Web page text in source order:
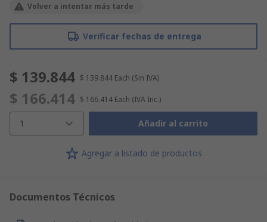
Volver a intentar más tarde
Verificar fechas de entrega
$ 139.844 $ 139.844 Each (Sin IVA)
$ 166.414 $ 166.414 Each (IVA Inc.)
1 Añadir al carrito
Agregar a listado de productos
Documentos Técnicos